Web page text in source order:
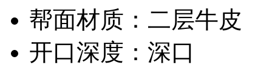
帮面材质：二层牛皮
开口深度：深口